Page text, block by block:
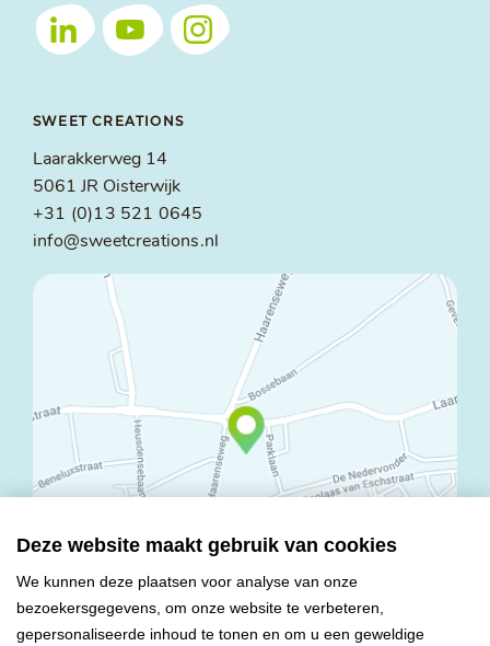
Deze website maakt gebruik van cookies
We kunnen deze plaatsen voor analyse van onze
bezoekersgegevens, om onze website te verbeteren,
gepersonaliseerde inhoud te tonen en om u een geweldige
SWEET CREATIONS
Laarakkerweg 14
5061 JR Oisterwijk
+31 (0)13 521 0645
info@sweetcreations.nl
© Copyright 2026 Mareco Sweet Creations BV